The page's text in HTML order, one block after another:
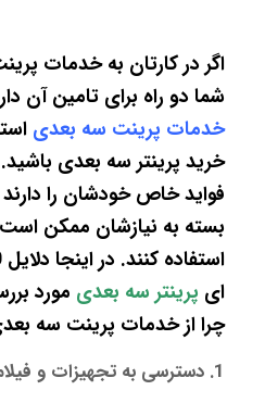
اگر در کارتان بهخدمات
شما دو راه برای تامین آن
خدمات پرینت سه بعدی
خرید پرینتر سه بعدی باشید.
فواید خاص خودشان را
بسته به نیازشان ممکن است
ای پرینتر سه بعدی مورد
چرا از خدمات پرینت سه
1. دسترسی به تجهیزات و فیلامنت های پیشرفته تر